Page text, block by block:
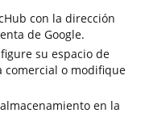
con la dirección
de Google.
su espacio de
comercial o modifique
en la